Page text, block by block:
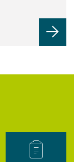
immediata?
Hai bisogno di